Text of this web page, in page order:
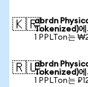
🇰🇷abrdn
Tokenized)에
1 PPLTon는
🇷🇺abrdn
Tokenized)에
1 PPLTon는